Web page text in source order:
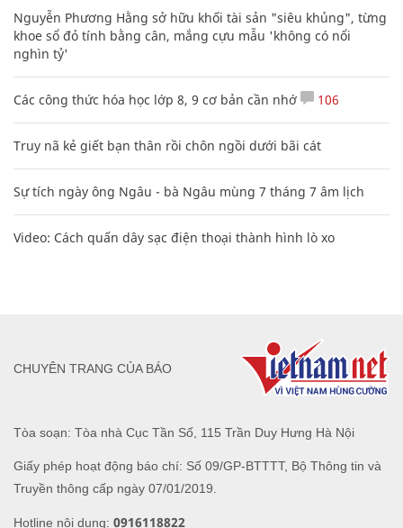
Nguyễn Phương Hằng sở hữu khối tài sản "siêu khủng", từng
khoe sổ đỏ tính bằng cân, mắng cựu mẫu 'không có nổi
nghìn tỷ'
Các công thức hóa học lớp 8, 9 cơ bản cần nhớ 106
Truy nã kẻ giết bạn thân rồi chôn ngồi dưới bãi cát
Sự tích ngày ông Ngâu - bà Ngâu mùng 7 tháng 7 âm lịch
Video: Cách quấn dây sạc điện thoại thành hình lò xo
Tòa soạn: Tòa nhà Cục Tần Số, 115 Trần Duy Hưng Hà Nội
Giấy phép hoạt động báo chí: Số 09/GP-BTTTT, Bộ Thông tin và
Truyền thông cấp ngày 07/01/2019.
Hotline nội dung: 0916118822
CHUYÊN TRANG CỦA BÁO